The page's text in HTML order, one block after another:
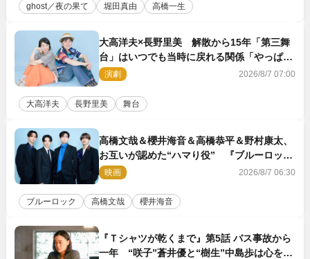
ghost／夜の果て 堀田真由 高橋一生
大高洋夫×長野里美 解散から15年「第三舞
台」はいつでも当時に戻れる関係「やっぱり
他の方たちとは違います」
演劇 2026/8/7 07:00
大高洋夫 長野里美 舞台
高橋文哉＆櫻井海音＆高橋恭平＆野村康太、
お互いが認めた“ハマり役” 『ブルーロッ
ク』で築いた最高のチームワーク
映画 2026/8/7 06:30
ブルーロック 高橋文哉 櫻井海音
『Ｔシャツが乾くまで』第5話 バス事故から
一年 “咲子”蒼井優と“樹生”中島歩は心を許